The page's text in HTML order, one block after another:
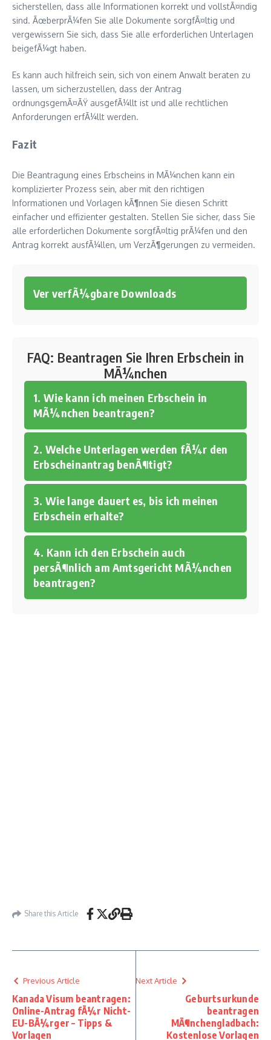
sicherstellen, dass alle Informationen korrekt und vollstÃ¤ndig
sind. ÃœberprÃ¼fen Sie alle Dokumente sorgfÃ¤ltig und
vergewissern Sie sich, dass Sie alle erforderlichen Unterlagen
beigefÃ¼gt haben.
Es kann auch hilfreich sein, sich von einem Anwalt beraten zu
lassen, um sicherzustellen, dass der Antrag
ordnungsgemÃ¤ÃŸ ausgefÃ¼llt ist und alle rechtlichen
Anforderungen erfÃ¼llt werden.
Fazit
Die Beantragung eines Erbscheins in MÃ¼nchen kann ein
komplizierter Prozess sein, aber mit den richtigen
Informationen und Vorlagen kÃ¶nnen Sie diesen Schritt
einfacher und effizienter gestalten. Stellen Sie sicher, dass Sie
alle erforderlichen Dokumente sorgfÃ¤ltig prÃ¼fen und den
Antrag korrekt ausfÃ¼llen, um VerzÃ¶gerungen zu vermeiden.
Ver verfÃ¼gbare Downloads
FAQ: Beantragen Sie Ihren Erbschein in
MÃ¼nchen
1. Wie kann ich meinen Erbschein in
MÃ¼nchen beantragen?
2. Welche Unterlagen werden fÃ¼r den
Erbscheinantrag benÃ¶tigt?
3. Wie lange dauert es, bis ich meinen
Erbschein erhalte?
4. Kann ich den Erbschein auch
persÃ¶nlich am Amtsgericht MÃ¼nchen
beantragen?
Share this Article
Previous Article
Kanada Visum beantragen:
Online-Antrag fÃ¼r Nicht-
EU-BÃ¼rger – Tipps &
Vorlagen
Next Article
Geburtsurkunde
beantragen
MÃ¶nchengladbach:
Kostenlose Vorlagen